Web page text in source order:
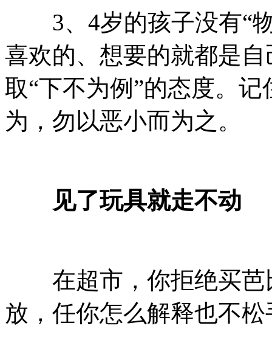
3、4岁的孩子没有“物
喜欢的、想要的就都是
取“下不为例”的态度。
为，勿以恶小而为之。
见了玩具就走不动
在超市，你拒绝买芭
放，任你怎么解释也不